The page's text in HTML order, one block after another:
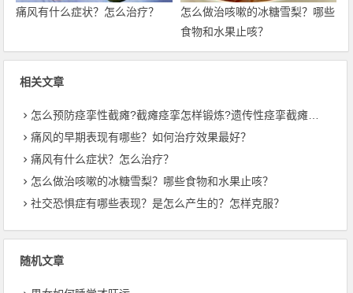
痛风有什么症状？怎么治疗？
怎么做治咳嗽的冰糖雪梨？哪些
食物和水果止咳？
相关文章
怎么预防痉挛性截瘫?截瘫痉挛怎样锻炼?遗传性痉挛截瘫会加重吗?
痛风的早期表现有哪些？如何治疗效果最好？
痛风有什么症状？怎么治疗？
怎么做治咳嗽的冰糖雪梨？哪些食物和水果止咳？
社交恐惧症有哪些表现？是怎么产生的？怎样克服？
随机文章